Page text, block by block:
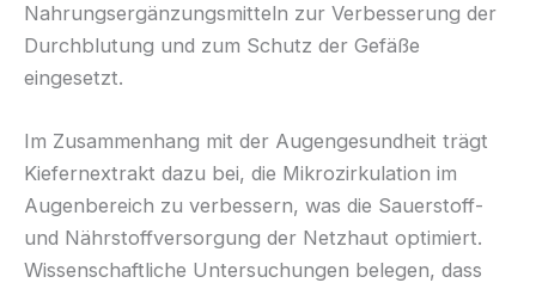
Nahrungsergänzungsmitteln zur Verbesserung der
Durchblutung und zum Schutz der Gefäße
eingesetzt.
Im Zusammenhang mit der Augengesundheit trägt
Kiefernextrakt dazu bei, die Mikrozirkulation im
Augenbereich zu verbessern, was die Sauerstoff-
und Nährstoffversorgung der Netzhaut optimiert.
Wissenschaftliche Untersuchungen belegen, dass